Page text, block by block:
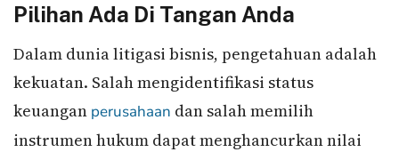
Pilihan Ada Di Tangan Anda
Dalam dunia litigasi bisnis, pengetahuan adalah
kekuatan. Salah mengidentifikasi status
keuangan perusahaan dan salah memilih
instrumen hukum dapat menghancurkan nilai